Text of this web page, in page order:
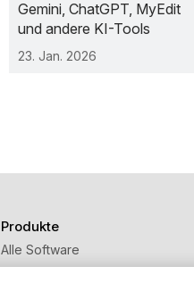
Gemini, ChatGPT, MyEdit
und andere KI-Tools
23. Jan. 2026
Produkte
Alle Software